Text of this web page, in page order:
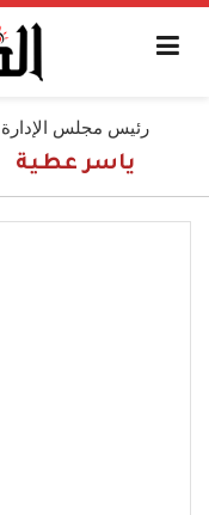
رئيس مجلس الإدارة
ياسر عطية